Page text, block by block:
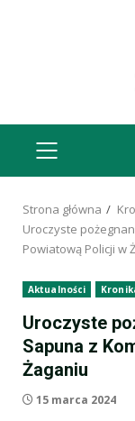
MENU
GŁÓWNE
Strona główna
Uroczyste
Powiatową Policji w
Aktualności
Uroczyste
Sapuna z
Żaganiu
15 marca 2024